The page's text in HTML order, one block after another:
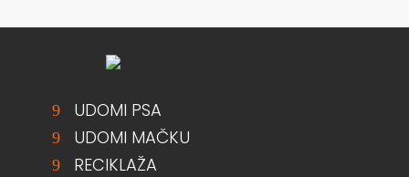
UDOMI PSA
UDOMI MAČKU
RECIKLAŽA